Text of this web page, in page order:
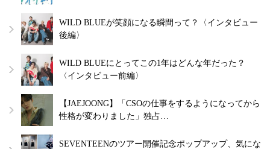
WILD BLUEが笑顔になる瞬間って？〈インタビュー
後編〉
WILD BLUEにとってこの1年はどんな年だった？
〈インタビュー前編〉
【JAEJOONG】「CSOの仕事をするようになってから
性格が変わりました」独占…
SEVENTEENのツアー開催記念ポップアップ、気にな